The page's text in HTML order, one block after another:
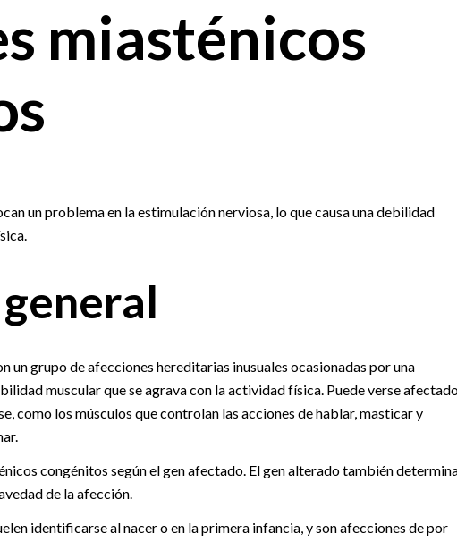
miasténicos
un problema en la estimulación nerviosa, lo que causa una debilidad
un grupo de afecciones hereditarias inusuales ocasionadas por una
muscular que se agrava con la actividad física. Puede verse
como los músculos que controlan las acciones de hablar, masticar y
congénitos según el gen afectado. El gen alterado también
de la afección.
identificarse al nacer o en la primera infancia, y son afecciones de por